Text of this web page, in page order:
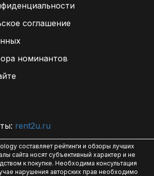
соглашение
номинантов
rent2u.ru
составляет рейтинги и обзоры лучших
сайта носят субъективный характер и не
к покупке. Необходима консультация
нарушения авторских прав необходимо